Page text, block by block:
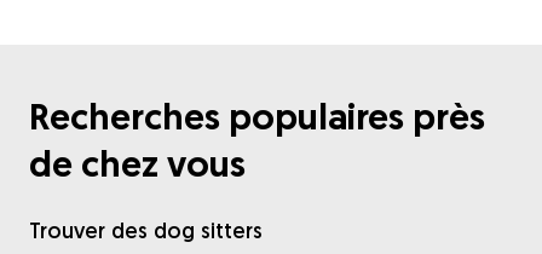
Recherches populaires près
de chez vous
Trouver des dog sitters